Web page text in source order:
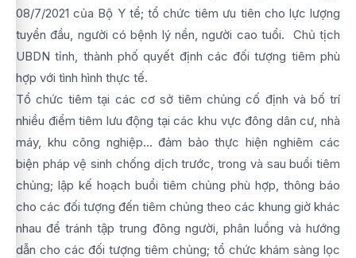
08/7/2021 của Bộ Y tể; tổ chức tiêm ưu tiên cho lực lượng
tuyển đầu, người có bệnh lý nền, người cao tuổi. Chủ tịch
UBDN tỉnh, thành phố quyết định các đối tượng tiêm phù
hợp với tình hình thực tế.
Tổ chức tiêm tại các cơ sở tiêm chủng cố định và bố trí
nhiều điểm tiêm lưu động tại các khu vực đông dân cư, nhà
máy, khu công nghiệp... đảm bảo thực hiện nghiêm các
biện pháp vệ sinh chống dịch trước, trong và sau buổi tiêm
chủng; lập kế hoạch buổi tiêm chủng phù hợp, thông báo
cho các đối tượng đến tiêm chủng theo các khung giờ khác
nhau để tránh tập trung đông người, phân luồng và hướng
dẫn cho các đối tượng tiêm chủng; tổ chức khám sàng lọc